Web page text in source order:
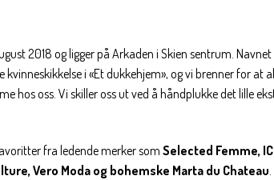
2018 og ligger på Arkaden i Skien sentrum.
kvinneskikkelse i «Et dukkehjem», og vi brenner for at
hos oss. Vi skiller oss ut ved å håndplukke det lille
fra ledende merker som Selected Femme,
Vero Moda og bohemske Marta du Chateau